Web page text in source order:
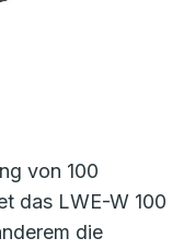
von 100
das LWE-W 100
die